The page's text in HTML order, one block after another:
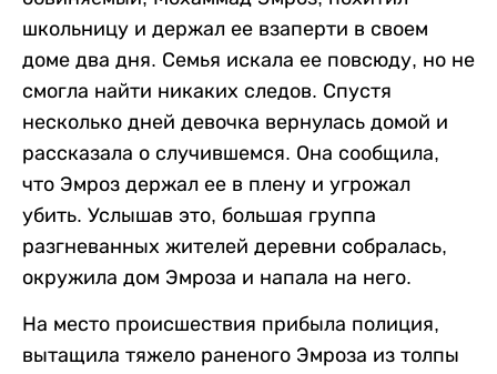
школьницу и держал ее взаперти в своем
доме два дня. Семья искала ее повсюду, но не
смогла найти никаких следов. Спустя
несколько дней девочка вернулась домой и
рассказала о случившемся. Она сообщила,
что Эмроз держал ее в плену и угрожал
убить. Услышав это, большая группа
разгневанных жителей деревни собралась,
окружила дом Эмроза и напала на него.
На место происшествия прибыла полиция,
вытащила тяжело раненого Эмроза из толпы